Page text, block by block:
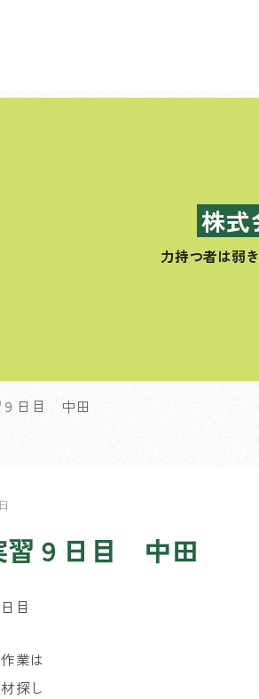
株式
力持つ者は弱
９日目 中田
習９日目 中田
目
業は
探し